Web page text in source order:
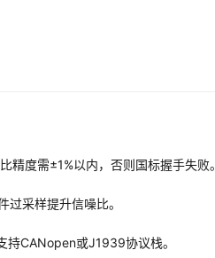
度需±1%以内，否则国标握手失败。
采样提升信噪比。
CANopen或J1939协议栈。